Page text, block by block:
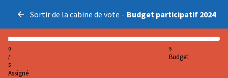
Sortir de la cabine de vote - Budget participatif 2024
0
/
5
Assigné
5
Budget